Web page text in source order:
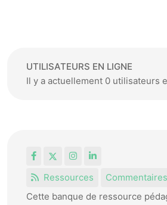
UTILISATEURS EN LIGNE
Il y a actuellement 0 utilisateurs
FacebookInstagram
LinkedIn
Ressources
Commentaires
Cette banque de ressource